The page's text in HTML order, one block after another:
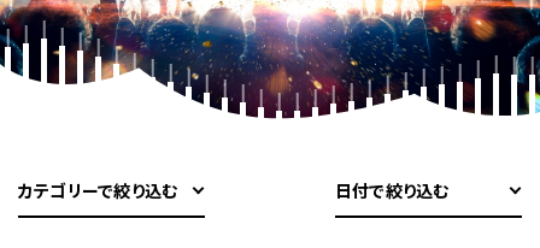
カテゴリーで絞り込む 日付で絞り込む